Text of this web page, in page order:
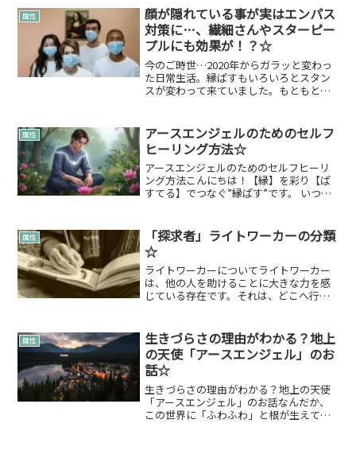
使」がいますよ。など言われた方は、こ
ちらの内容も見てもらえたら...
属性
顔が隠れている事が実はエンパス
対策に…、繊細さんやスターピー
プルにも効果が！？☆
今のご時世…2020年からガラッと変わっ
た日常生活。縁ぱすもいろいろとスタン
スが変わって来ていました。もともと、
りイベントを活発化させて多くの人々と
出会おうとしていた矢...
属性
アースエンジェルのためのセルフ
ヒーリング方法☆
アースエンジェルのためのセルフヒーリ
ング方法こんにちは！【縁】を彩り【ぱ
すてる】でつなぐ”縁ぱす”です。 いつも
スエンジェルのためのセルフヒーリング
方法」についてお話し...
属性
「探求者」ライトワーカーの分類
☆
ライトワーカーについてライトワーカー
は、他の人を助けることに大きな力を感
じている存在です。それは、どこへ行っ
がら成長をします。地球での訓練である
とも言えるでしょう。闇を...
属性
生きづらさの理由がわかる？地上
の天使「アースエンジェル」のお
話☆
生きづらさの理由がわかる？地上の天使
「アースエンジェル」のお話なんだか、
この世界に「ふわふわ」と根が生えてい